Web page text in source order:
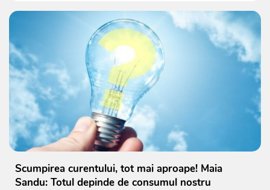
Scumpirea curentului, tot mai aproape! Maia
Sandu: Totul depinde de consumul nostru